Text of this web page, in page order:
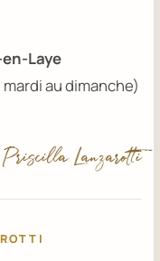
Laye
au dimanche)
Priscilla Lanzarotti